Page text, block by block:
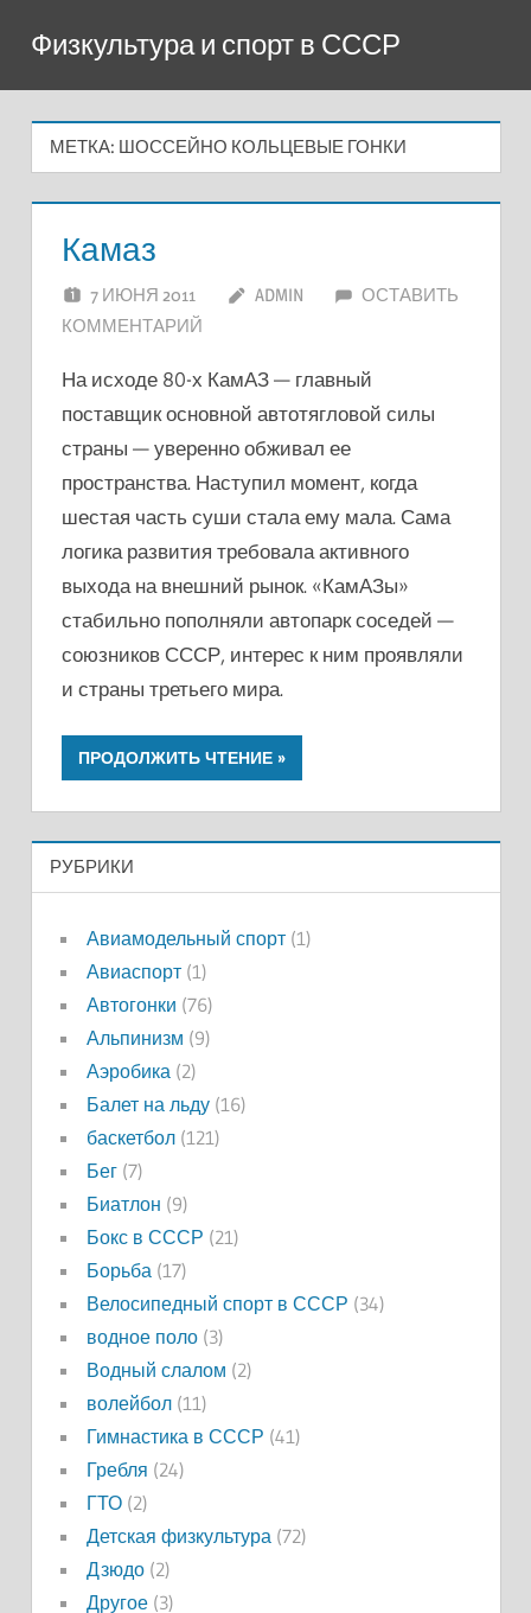
содержимому
Физкультура и спорт в СССР
МЕТКА: ШОССЕЙНО КОЛЬЦЕВЫЕ ГОНКИ
Камаз
7 ИЮНЯ 2011 ADMIN
ОСТАВИТЬ
КОММЕНТАРИЙ
На исходе 80-х КамАЗ — главный
поставщик основной автотягловой силы
страны — уверенно обживал ее
пространства. Наступил момент, когда
шестая часть суши стала ему мала. Сама
логика развития требовала активного
выхода на внешний рынок. «КамАЗы»
стабильно пополняли автопарк соседей —
союзников СССР, интерес к ним проявляли
и страны третьего мира.
ПРОДОЛЖИТЬ ЧТЕНИЕ
РУБРИКИ
Авиамодельный спорт(1)
Авиаспорт(1)
Автогонки (76)
Альпинизм (9)
Аэробика(2)
Балет на льду(16)
баскетбол(121)
Бег(7)
Биатлон (9)
Бокс в СССР (21)
Борьба(17)
Велосипедный спорт в СССР (34)
водное поло(3)
Водный слалом (2)
волейбол(11)
Гимнастика в СССР (41)
Гребля (24)
ГТО(2)
Детская физкультура(72)
Дзюдо(2)
Другое(3)